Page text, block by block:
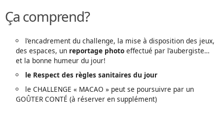
Ça comprend?
l’encadrement du challenge, la mise à disposition des jeux,
des espaces, un reportage photoeffectué par l’aubergiste…
et la bonne humeur du jour!
le Respect des règles sanitaires du jour
le CHALLENGE « MACAO » peut se poursuivre par un
GOÛTER CONTÉ (à réserver en supplément)